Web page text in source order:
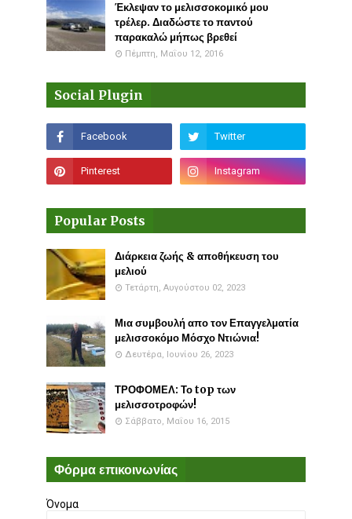
Έκλεψαν το μελισσοκομικό μου
τρέλερ. Διαδώστε το παντού
παρακαλώ μήπως βρεθεί
Πέμπτη, Μαΐου 12, 2016
Social Plugin
Popular Posts
Διάρκεια ζωής & αποθήκευση του
μελιού
Τετάρτη, Αυγούστου 02, 2023
Μια συμβουλή απο τον Επαγγελματία
μελισσοκόμο Μόσχο Ντιώνια!
Δευτέρα, Ιουνίου 26, 2023
ΤΡΟΦΟΜΕΛ: Το top των
μελισσοτροφών!
Σάββατο, Μαΐου 16, 2015
Φόρμα επικοινωνίας
Όνομα